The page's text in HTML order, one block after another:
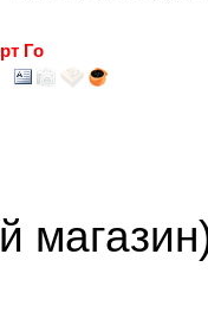
Го